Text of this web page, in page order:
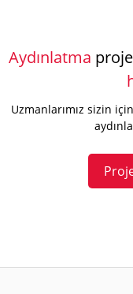
Aydınlatma
Uzmanlarımız sizin